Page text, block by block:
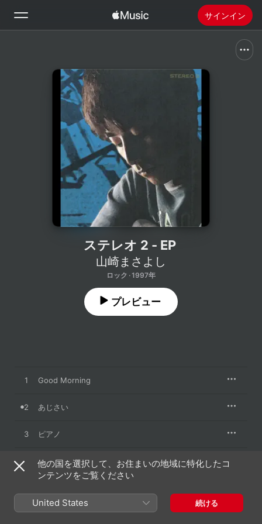
サインイン
新着おすすめ
Apple Musicをインストール
ステレオ 2 - EP
山崎まさよし
ロック · 1997年
プレビュー
1 Good Morning
2 あじさい
3 ピアノ
4 長男
6 星に願いを
他の国を選択して、お住まいの地域に特化したコ
ンテンツをご覧ください
United States 続ける